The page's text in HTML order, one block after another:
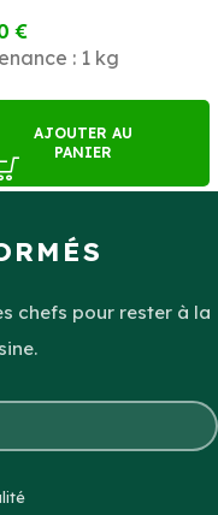
€
: 1 kg
AJOUTER AU
PANIER
chefs pour rester à la